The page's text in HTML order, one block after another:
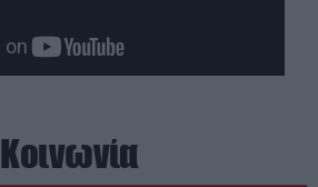
Κοινωνία